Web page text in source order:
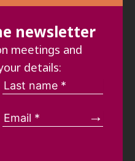
newsletter
meetings and
details: